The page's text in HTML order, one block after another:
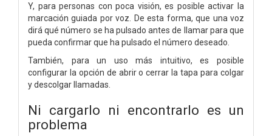
Y, para personas con poca visión, es posible activar la
marcación guiada por voz. De esta forma, que una voz
dirá qué número se ha pulsado antes de llamar para que
pueda confirmar que ha pulsado el número deseado.
También, para un uso más intuitivo, es posible
configurar la opción de abrir o cerrar la tapa para colgar
y descolgar llamadas.
Ni cargarlo ni encontrarlo es un
problema